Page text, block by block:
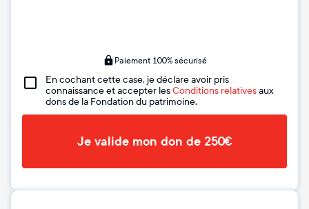
Paiement 100% sécurisé
En cochant cette case, je déclare avoir pris
connaissance et accepter lesConditions relativesaux
dons de la Fondation du patrimoine.
Je valide mon don de 250€